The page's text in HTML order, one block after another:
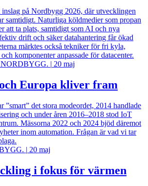
på Nordbygg 2026, där utvecklingen
samtidigt. Naturliga köldmedier som propan
att ta plats, samtidigt som AI och nya
drift och säker datahantering får ökad
märktes också tekniker för fri kyla,
komponenter anpassade för datacenter.
| 20 maj
Europa kliver fram
”smart” det stora modeordet, 2014 handlade
och under åren 2016–2018 stod IoT
Mässorna 2022 och 2024 bjöd däremot
inom automation. Frågan är vad vi tar
| 20 maj
i fokus för värmen